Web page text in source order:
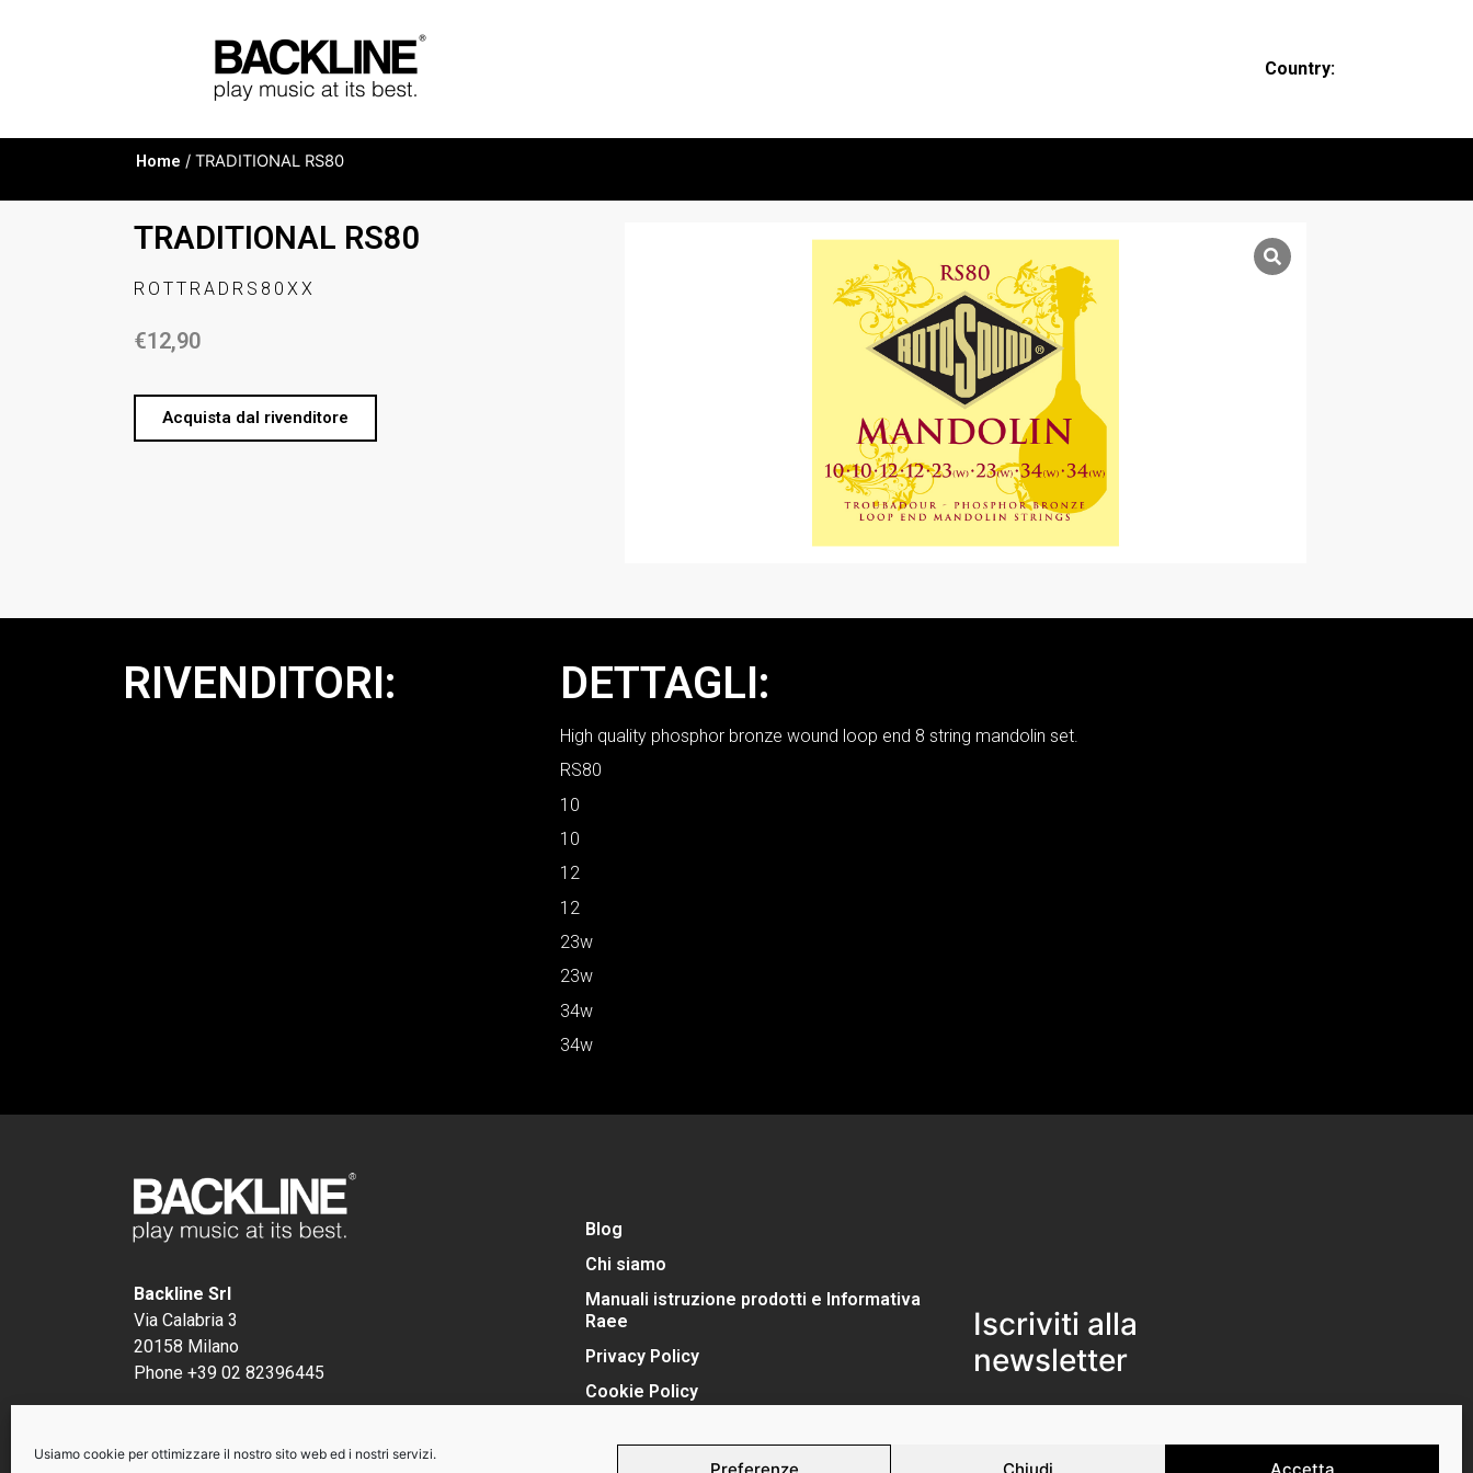
Usiamo cookie per ottimizzare il nostro sito web ed i nostri servizi.
Accetta
Chiudi
Preferenze
Country:
Home / TRADITIONAL RS80
TRADITIONAL RS80
ROTTRADRS80XX
€12,90
Acquista dal rivenditore
RIVENDITORI: DETTAGLI:
High quality phosphor bronze wound loop end 8 string mandolin set.
RS80
10
10
12
12
23w
23w
34w
34w
Backline Srl
Via Calabria 3
20158 Milano
Phone +39 02 82396445
Blog
Chi siamo
Manuali istruzione prodotti e Informativa
Raee
Privacy Policy
Cookie Policy
Iscriviti alla
newsletter
Iscriviti